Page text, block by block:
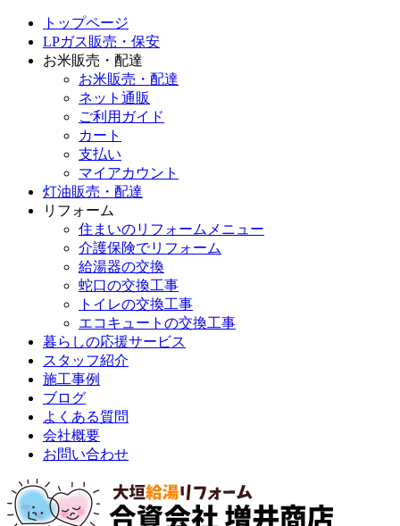
トップページ
LPガス販売・保安
お米販売・配達
お米販売・配達
ネット通販
ご利用ガイド
カート
支払い
マイアカウント
灯油販売・配達
リフォーム
住まいのリフォームメニュー
介護保険でリフォーム
給湯器の交換
蛇口の交換工事
トイレの交換工事
エコキュートの交換工事
暮らしの応援サービス
スタッフ紹介
施工事例
ブログ
よくある質問
会社概要
お問い合わせ